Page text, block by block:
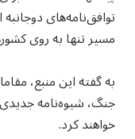
توافق‌نامه‌های
مسیر تنها به روی
به گفته این منبع،
جنگ، شیوه‌نامه
خواهند کرد.